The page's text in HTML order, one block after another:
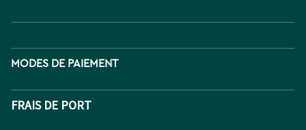
MODES DE PAIEMENT
FRAIS DE PORT